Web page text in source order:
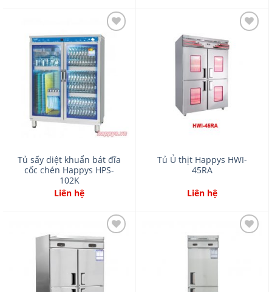
Tủ sấy diệt khuẩn bát đĩa
cốc chén Happys HPS-
102K
Liên hệ
Tủ Ủ thịt Happys HWI-
45RA
Liên hệ